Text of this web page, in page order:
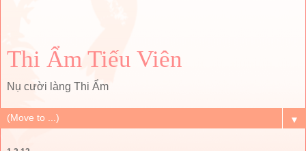
Thi Ẩm Tiếu Viên
Nụ cười làng Thi Ẩm
▼